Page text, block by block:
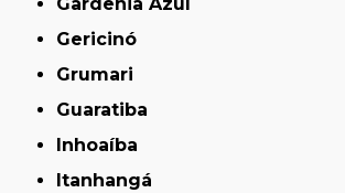
Gericinó
Grumari
Guaratiba
Inhoaíba
Itanhangá